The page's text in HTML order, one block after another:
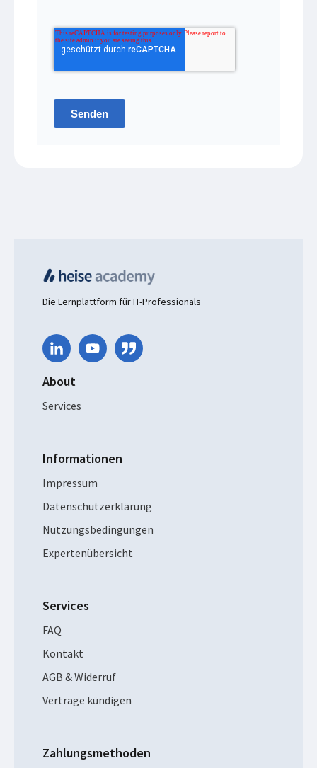
Senden
Die Lernplattform für IT-Professionals
About
Services
Informationen
Impressum
Datenschutzerklärung
Nutzungsbedingungen
Expertenübersicht
Services
FAQ
Kontakt
AGB & Widerruf
Verträge kündigen
Zahlungsmethoden